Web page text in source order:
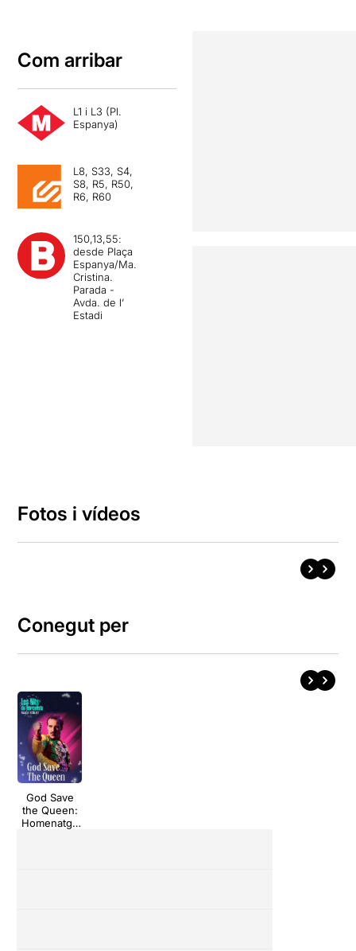
Com arribar
L1 i L3 (Pl.
Espanya)
L8, S33, S4,
S8, R5, R50,
R6, R60
150,13,55:
desde Plaça
Espanya/Ma.
Cristina.
Parada -
Avda. de l’
Estadi
Fotos i vídeos
Conegut per
God Save
the Queen:
Homenatge